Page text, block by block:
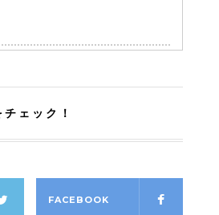
ェック！
FACEBOOK